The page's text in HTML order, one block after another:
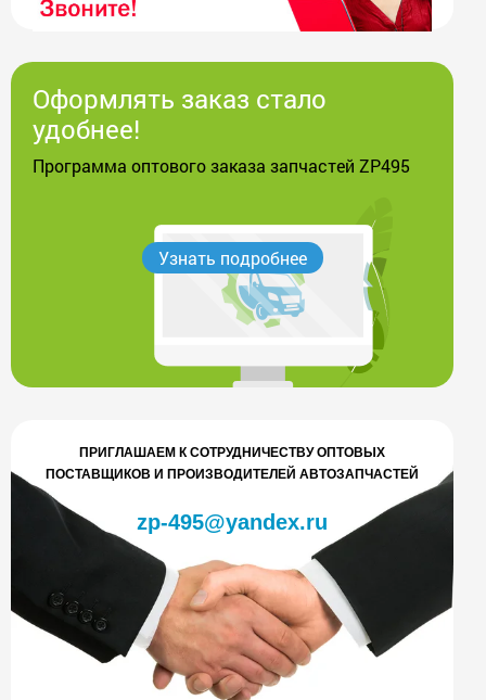
Оформлять заказ стало
удобнее!
Программа оптового заказа запчастей ZP495
Узнать подробнее
ПРИГЛАШАЕМ К СОТРУДНИЧЕСТВУ ОПТОВЫХ
ПОСТАВЩИКОВ И ПРОИЗВОДИТЕЛЕЙ АВТОЗАПЧАСТЕЙ
zp-495@yandex.ru